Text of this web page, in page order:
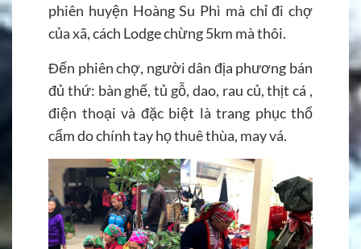
phiên huyện Hoàng Su Phì mà chỉ đi chợ
của xã, cách Lodge chừng 5km mà thôi.
Đến phiên chợ, người dân địa phương bán
đủ thứ: bàn ghế, tủ gỗ, dao, rau củ, thịt cá ,
điện thoại và đặc biệt là trang phục thổ
cẩm do chính tay họ thuê thùa, may vá.